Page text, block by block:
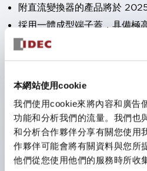
本網站使用cookie
我們使用cookie來將內容和廣告
功能和分析我們的流量。我們也
和分析合作夥伴分享有關您使用
作夥伴可能會將有關資料與您所
他們從您使用他們的服務時所收
附直流變換器的產品將於
採用一體成型端子蓋，具備極
接點部採用自清潔滾動接觸方
防護結構可防止水或油從面板
鈕開關為 IP40）。
三種功能集結於一顆開關。
完整支援全球各地需求的多種
一顆 LED 燈泡即可呈現六種
需分色管理的 LED 燈泡，如